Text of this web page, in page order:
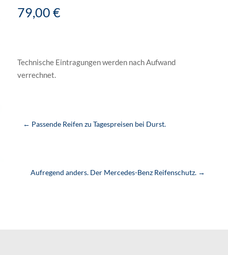
79,00 €
Technische Eintragungen werden nach Aufwand
verrechnet.
← Passende Reifen zu Tagespreisen bei Durst.
Aufregend anders. Der Mercedes-Benz Reifenschutz. →